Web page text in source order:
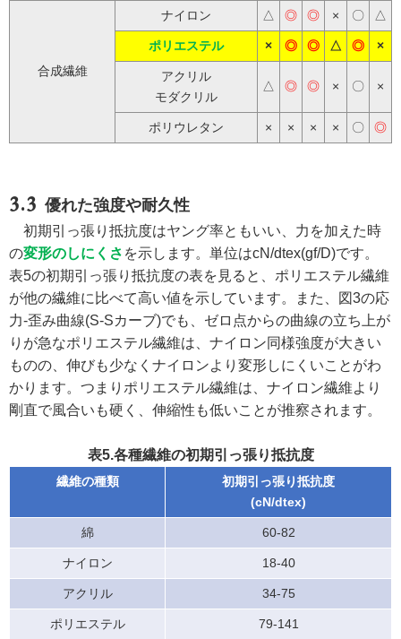
合成繊維
ナイロン △ ◎ ◎ × 〇 △
ポリエステル × ◎ ◎ △ ◎ ×
アクリル
モダクリル
△ ◎ ◎ × 〇 ×
ポリウレタン × × × × 〇 ◎
優れた強度や耐久性
初期引っ張り抵抗度はヤング率ともいい、力を加えた時
の変形のしにくさ を示します。単位はcN/dtex(gf/D)です。
表5の初期引っ張り抵抗度の表を見ると、ポリエステル繊維
が他の繊維に比べて高い値を示しています。また、図3の応
力-歪み曲線(S-Sカーブ)でも、ゼロ点からの曲線の立ち上が
りが急なポリエステル繊維は、ナイロン同様強度が大きい
ものの、伸びも少なくナイロンより変形しにくいことがわ
かります。つまりポリエステル繊維は、ナイロン繊維より
剛直で風合いも硬く、伸縮性も低いことが推察されます。
表5.各種繊維の初期引っ張り抵抗度
繊維の種類
初期引っ張り抵抗度
(cN/dtex)
綿 60-82
ナイロン 18-40
アクリル 34-75
ポリエステル 79-141